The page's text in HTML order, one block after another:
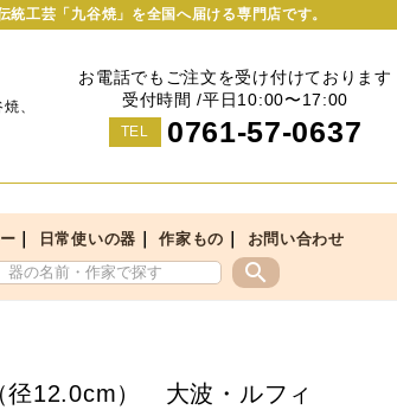
統工芸「九谷焼」を全国へ届ける専門店です。
、
お電話でもご注文を受け付けております
受付時間 /平日10:00〜17:00
TEL 0761-57-0637
日常使いの器 ｜作家もの お問い合わせ
search
径12.0cm） 大波・ルフィ